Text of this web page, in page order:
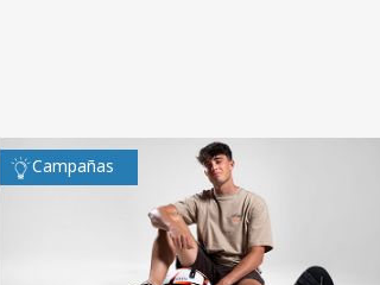
Campañas